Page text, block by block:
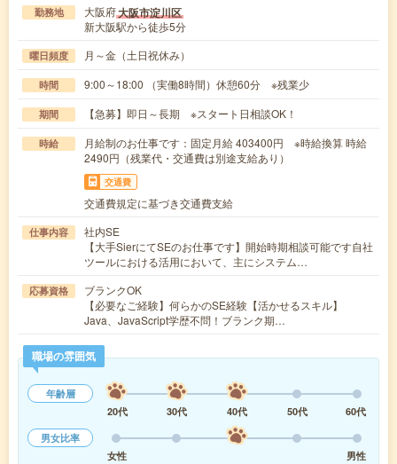
勤務地 大阪府大阪市淀川区
新大阪駅から徒歩5分
曜日頻度 月～金（土日祝休み）
時間 9:00～18:00 （実働8時間）休憩60分 ※残業少
期間 【急募】即日～長期 ※スタート日相談OK！
時給
月給制のお仕事です：固定月給 403400円 ※時給換算 時給
2490円（残業代・交通費は別途支給あり）
交通費
交通費規定に基づき交通費支給
仕事内容
社内SE
【大手SierにてSEのお仕事です】開始時期相談可能です自社
ツールにおける活用において、主にシステム…
応募資格
ブランクOK
【必要なご経験】何らかのSE経験【活かせるスキル】
Java、JavaScript学歴不問！ブランク期…
職場の雰囲気
年齢層
20代
30代 40代 50代
60代
男女比率
女性
男性